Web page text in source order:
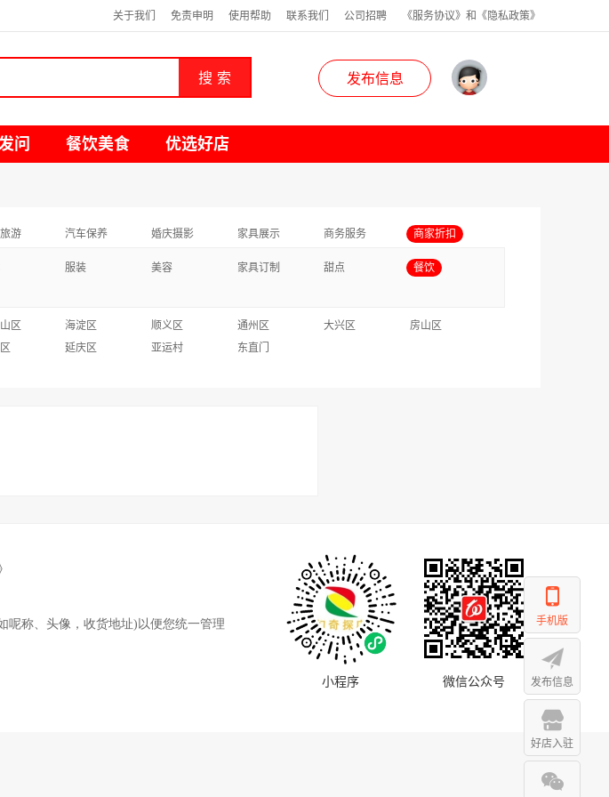
关于我们 免责申明 使用帮助 联系我们 公司招聘 《服务协议》和《隐私政策》
搜 索 发布信息
问 餐饮美食 优选好店
游 汽车保养 婚庆摄影 家具展示 商务服务 商家折扣
服装 美容 家具订制 甜点
餐饮
区 海淀区 顺义区 通州区 大兴区
房山区
延庆区 亚运村 东直门
呢称、头像，收货地址)以便您统一管理
微信公众号
小程序
手机版
发布信息
好店入驻